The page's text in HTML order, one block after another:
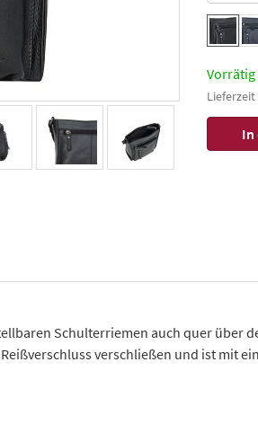
Vorrätig
Schulterriemen auch quer über
verschließen und ist mit